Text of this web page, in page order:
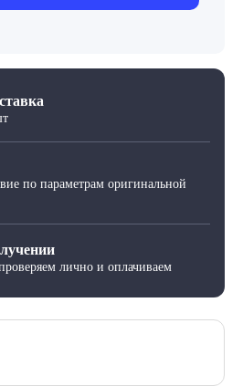
по параметрам оригинальной
лично и оплачиваем